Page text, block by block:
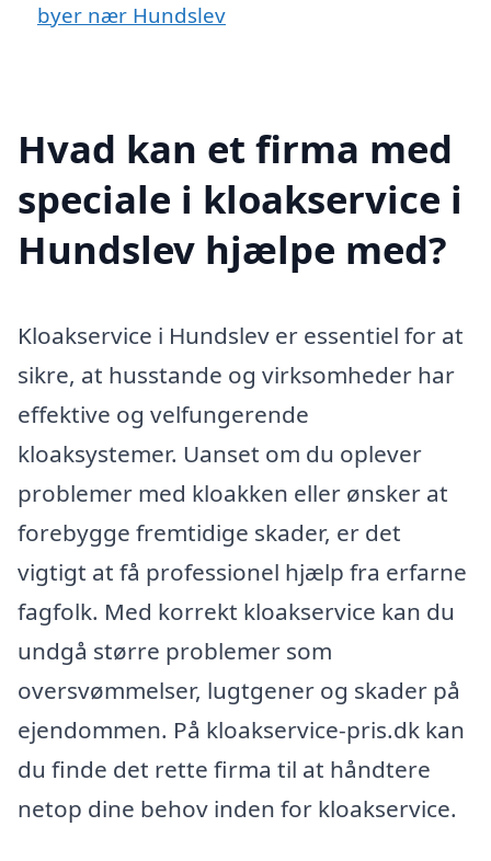
byer nær Hundslev
Hvad kan et firma med
speciale i kloakservice i
Hundslev hjælpe med?
Kloakservice i Hundslev er essentiel for at
sikre, at husstande og virksomheder har
effektive og velfungerende
kloaksystemer. Uanset om du oplever
problemer med kloakken eller ønsker at
forebygge fremtidige skader, er det
vigtigt at få professionel hjælp fra erfarne
fagfolk. Med korrekt kloakservice kan du
undgå større problemer som
oversvømmelser, lugtgener og skader på
ejendommen. På kloakservice-pris.dk kan
du finde det rette firma til at håndtere
netop dine behov inden for kloakservice.